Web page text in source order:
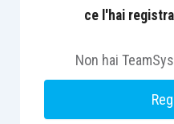
riguarda, da un lato, la
soggettiva dei fatti
dall’altro, la
ce l'hai
Non hai